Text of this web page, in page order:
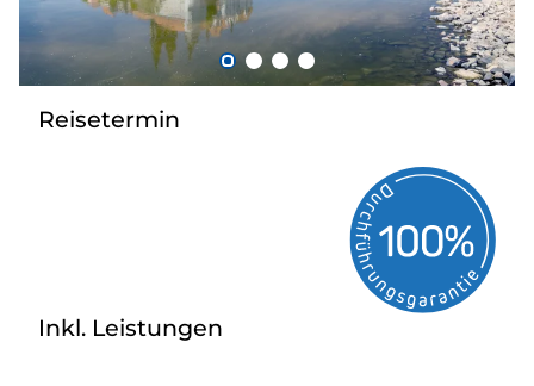
Reisetermin
Inkl. Leistungen